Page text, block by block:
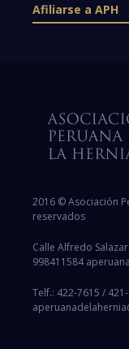
Afiliarse a APH
2016 © Asociación
reservados
Calle Alfredo
998411584
Telf.: 422-7615 /